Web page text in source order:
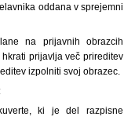
oddana v sprejemni
na prijavnih obrazcih
prijavlja več prireditev
izpolniti svoj obrazec.
ki je del razpisne